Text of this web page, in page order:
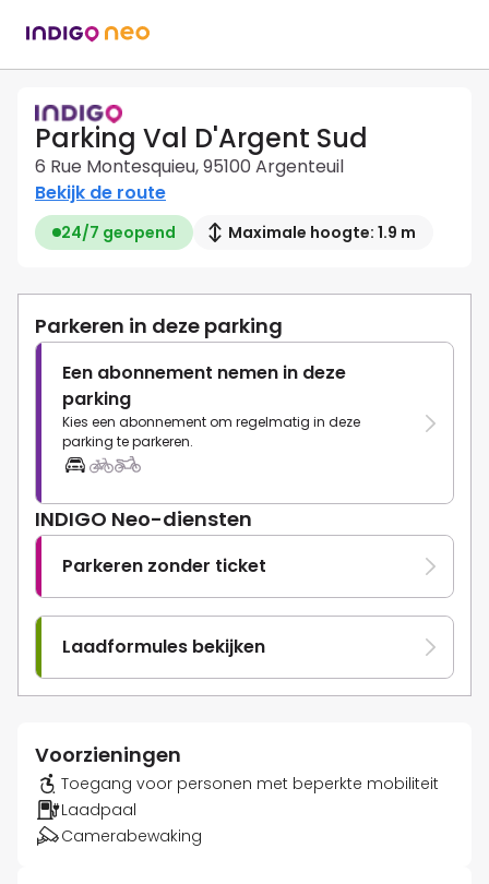
Parking Val D'Argent Sud
6 Rue Montesquieu, 95100 Argenteuil
Bekijk de route
24/7 geopend Maximale hoogte: 1.9 m
Parkeren in deze parking
Een abonnement nemen in deze
parking
Kies een abonnement om regelmatig in deze
parking te parkeren.
INDIGO Neo-diensten
Parkeren zonder ticket
Laadformules bekijken
Voorzieningen
Toegang voor personen met beperkte mobiliteit
Laadpaal
Camerabewaking